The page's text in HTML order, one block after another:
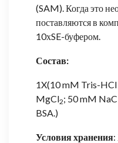
(SAM). Когда это
поставляются в
10хSE-буфером.
Состав:
1X(10 mM Tris-HCl
MgCl2; 50 mM
BSA.)
Условия хранения: